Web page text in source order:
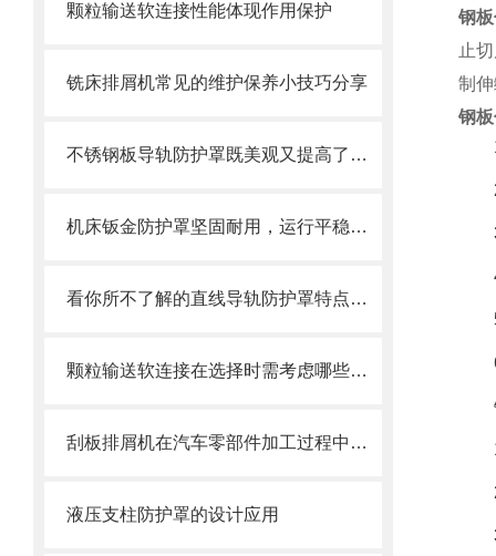
颗粒输送软连接性能体现作用保护
铣床排屑机常见的维护保养小技巧分享
不锈钢板导轨防护罩既美观又提高了护板的使用寿命
机床钣金防护罩坚固耐用，运行平稳，噪音小
看你所不了解的直线导轨防护罩特点介绍
颗粒输送软连接在选择时需考虑哪些因素？
刮板排屑机在汽车零部件加工过程中的作用
液压支柱防护罩的设计应用
钢
止
制
钢